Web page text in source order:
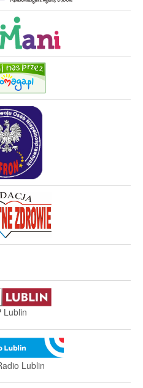
Lublin
Lublin